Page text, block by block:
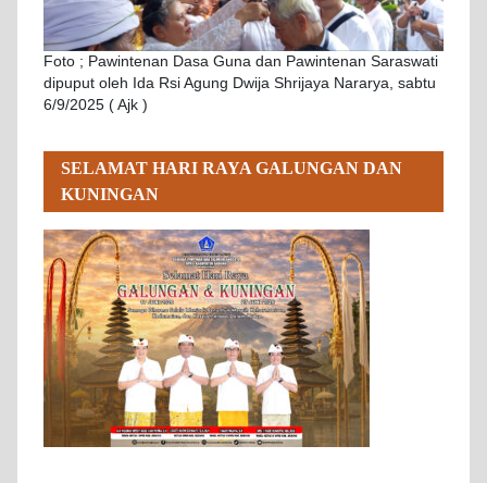
Foto ; Pawintenan Dasa Guna dan Pawintenan Saraswati
dipuput oleh Ida Rsi Agung Dwija Shrijaya Nararya, sabtu
6/9/2025 ( Ajk )
SELAMAT HARI RAYA GALUNGAN DAN
KUNINGAN